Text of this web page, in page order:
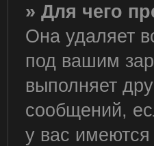
» Для чего
Она удаляет
под вашим
выполняет
сообщений,
у вас